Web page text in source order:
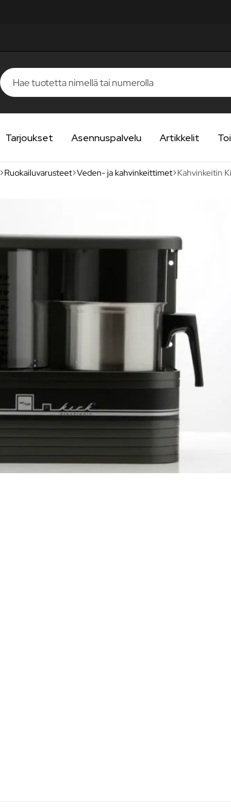
Tarjoukset Asennuspalvelu Artikkelit
Ruokailuvarusteet Veden- ja kahvinkeittimet Kahvinkeitin